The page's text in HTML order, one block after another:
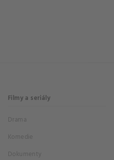
Filmy a seriály
Drama
Komedie
Dokumenty